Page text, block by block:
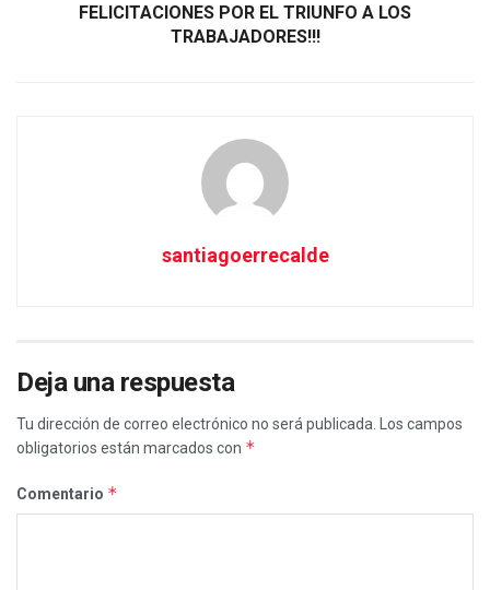
FELICITACIONES POR EL TRIUNFO A LOS
TRABAJADORES!!!
santiagoerrecalde
Deja una respuesta
Tu dirección de correo electrónico no será publicada.
Los campos
obligatorios están marcados con *
Comentario *